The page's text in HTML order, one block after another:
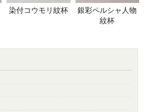
染付コウモリ紋杯
銀彩ペルシャ人物
紋杯